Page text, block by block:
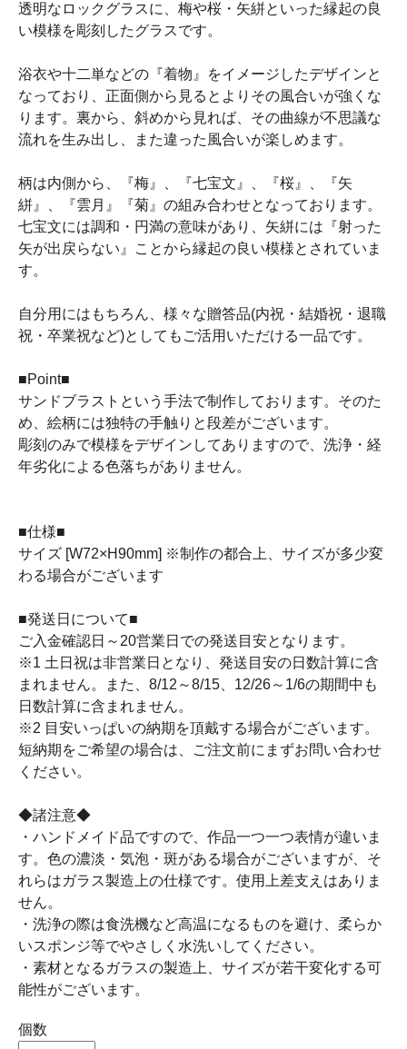
透明なロックグラスに、梅や桜・矢絣といった縁起の良
い模様を彫刻したグラスです。
浴衣や十二単などの『着物』をイメージしたデザインと
なっており、正面側から見るとよりその風合いが強くな
ります。裏から、斜めから見れば、その曲線が不思議な
流れを生み出し、また違った風合いが楽しめます。
柄は内側から、『梅』、『七宝文』、『桜』、『矢
絣』、『雲月』『菊』の組み合わせとなっております。
七宝文には調和・円満の意味があり、矢絣には『射った
矢が出戻らない』ことから縁起の良い模様とされていま
す。
自分用にはもちろん、様々な贈答品(内祝・結婚祝・退職
祝・卒業祝など)としてもご活用いただける一品です。
■Point■
サンドブラストという手法で制作しております。そのた
め、絵柄には独特の手触りと段差がございます。
彫刻のみで模様をデザインしてありますので、洗浄・経
年劣化による色落ちがありません。
■仕様■
サイズ [W72×H90mm] ※制作の都合上、サイズが多少変
わる場合がございます
■発送日について■
ご入金確認日～20営業日での発送目安となります。
※1 土日祝は非営業日となり、発送目安の日数計算に含
まれません。また、8/12～8/15、12/26～1/6の期間中も
日数計算に含まれません。
※2 目安いっぱいの納期を頂戴する場合がございます。
短納期をご希望の場合は、ご注文前にまずお問い合わせ
ください。
◆諸注意◆
・ハンドメイド品ですので、作品一つ一つ表情が違いま
す。色の濃淡・気泡・斑がある場合がございますが、そ
れらはガラス製造上の仕様です。使用上差支えはありま
せん。
・洗浄の際は食洗機など高温になるものを避け、柔らか
いスポンジ等でやさしく水洗いしてください。
・素材となるガラスの製造上、サイズが若干変化する可
能性がございます。
個数